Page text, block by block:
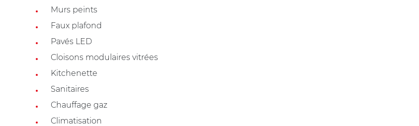
Murs peints
Faux plafond
Pavés LED
Cloisons modulaires vitrées
Kitchenette
Sanitaires
Chauffage gaz
Climatisation